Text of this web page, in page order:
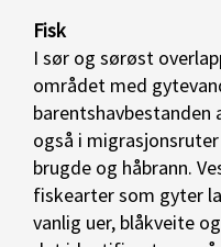
Fisk
I sør og sørøst
området med
også i
brugde og håbrann.
fiskearter som gyter
vanlig uer, blåkveite